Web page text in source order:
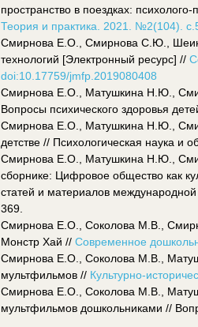
пространство в поездках: психолого-
Теория и практика. 2021. №2(104).
Смирнова Е.О., Смирнова С.Ю., Шеина
технологий [Электронный ресурс] //
doi:10.17759/jmfp.2019080408
Смирнова Е.О., Матушкина Н.Ю.,
Вопросы психического здоровья
Смирнова Е.О., Матушкина Н.Ю.,
детстве // Психологическая наука
Смирнова Е.О., Матушкина Н.Ю.,
сборнике: Цифровое общество как
статей и материалов
369.
Смирнова Е.О., Соколова М.В.,
Монстр Хай // Современное
Смирнова Е.О., Соколова М.В.,
мультфильмов // Культурно-
Смирнова Е.О., Соколова М.В.,
мультфильмов дошкольниками //